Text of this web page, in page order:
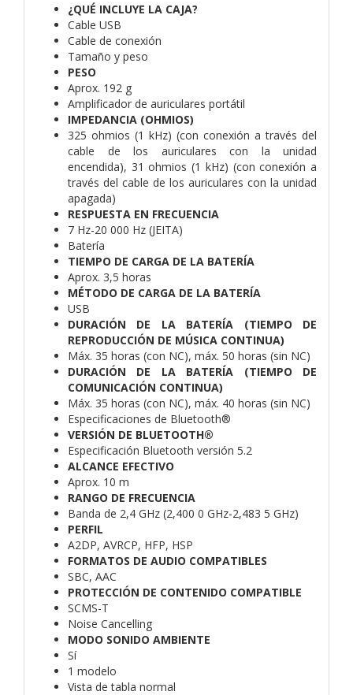
¿QUÉ INCLUYE LA CAJA?
Cable USB
Cable de conexión
Tamaño y peso
PESO
Aprox. 192 g
Amplificador de auriculares portátil
IMPEDANCIA (OHMIOS)
325 ohmios (1 kHz) (con conexión a través del
cable de los auriculares con la unidad
encendida), 31 ohmios (1 kHz) (con conexión a
través del cable de los auriculares con la unidad
apagada)
RESPUESTA EN FRECUENCIA
7 Hz-20 000 Hz (JEITA)
Batería
TIEMPO DE CARGA DE LA BATERÍA
Aprox. 3,5 horas
MÉTODO DE CARGA DE LA BATERÍA
USB
DURACIÓN DE LA BATERÍA (TIEMPO DE
REPRODUCCIÓN DE MÚSICA CONTINUA)
Máx. 35 horas (con NC), máx. 50 horas (sin NC)
DURACIÓN DE LA BATERÍA (TIEMPO DE
COMUNICACIÓN CONTINUA)
Máx. 35 horas (con NC), máx. 40 horas (sin NC)
Especificaciones de Bluetooth®
VERSIÓN DE BLUETOOTH®
Especificación Bluetooth versión 5.2
ALCANCE EFECTIVO
Aprox. 10 m
RANGO DE FRECUENCIA
Banda de 2,4 GHz (2,400 0 GHz-2,483 5 GHz)
PERFIL
A2DP, AVRCP, HFP, HSP
FORMATOS DE AUDIO COMPATIBLES
SBC, AAC
PROTECCIÓN DE CONTENIDO COMPATIBLE
SCMS-T
Noise Cancelling
MODO SONIDO AMBIENTE
Sí
1 modelo
Vista de tabla normal